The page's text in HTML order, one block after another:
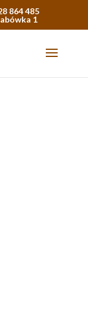
864 485
1